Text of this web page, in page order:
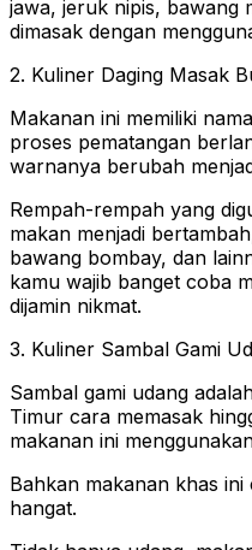
jawa, jeruk nipis, bawang
dimasak dengan
2. Kuliner Daging Masak
Makanan ini memiliki
proses pematangan
warnanya berubah
Rempah-rempah yang
makan menjadi
bawang bombay, dan
kamu wajib banget coba
dijamin nikmat.
3. Kuliner Sambal Gami
Sambal gami udang
Timur cara memasak
makanan ini
Bahkan makanan khas
hangat.